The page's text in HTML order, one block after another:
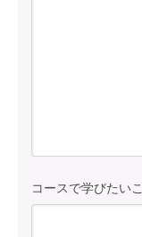
コースで学びたい